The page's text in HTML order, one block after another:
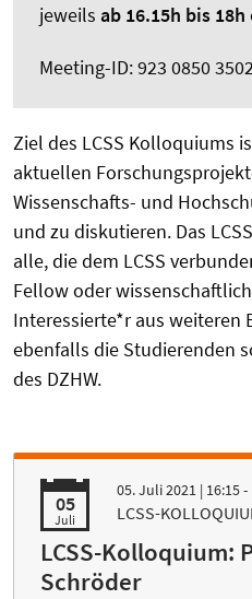
jeweils ab 16.15h bis 18h
Meeting-ID: 923 0850
Ziel des LCSS Kolloquiums
aktuellen
Wissenschafts- und
und zu diskutieren. Das
alle, die dem LCSS
Fellow oder
Interessierte*r aus weiteren
ebenfalls die Studierenden
des DZHW.
05
Juli
05. Juli 2021 | 16:15
LCSS-
LCSS-Kolloquium:
Schröder